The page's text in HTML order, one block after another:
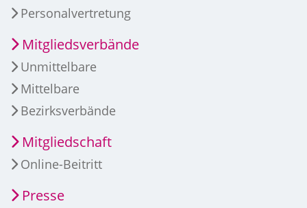
Personalvertretung
Mitgliedsverbände
Unmittelbare
Mittelbare
Bezirksverbände
Mitgliedschaft
Online-Beitritt
Presse